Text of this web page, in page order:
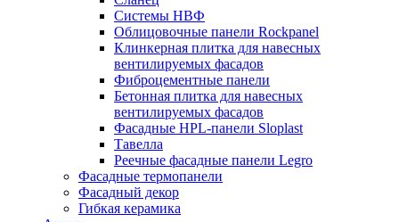
Системы НВФ
Облицовочные панели Rockpanel
Клинкерная плитка для навесных
вентилируемых фасадов
Фиброцементные панели
Бетонная плитка для навесных
вентилируемых фасадов
Фасадные HPL-панели Sloplast
Тавелла
Реечные фасадные панели Legro
Фасадные термопанели
Фасадный декор
Гибкая керамика